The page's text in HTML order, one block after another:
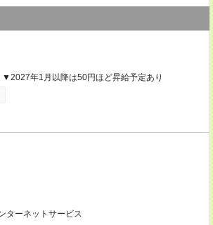
年1月以降は50円ほど昇給予定あり
ターネットサービス